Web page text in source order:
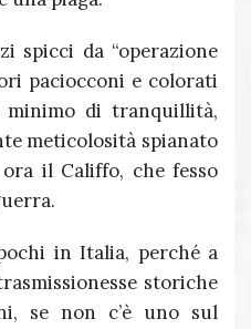
spicci da “operazione
paciocconi e colorati
di tranquillità,
meticolosità spianato
il Califfo, che fesso
in Italia, perché a
storiche
se non c’è uno sul